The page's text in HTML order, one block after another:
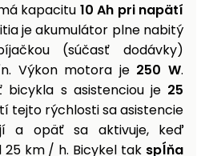
kapacitu 10 Ah pri napätí
je akumulátor plne nabitý
(súčasť dodávky)
Výkon motora je 250 W.
bicykla s asistenciou je 25
tejto rýchlosti sa asistencie
a opäť sa aktivuje, keď
km / h. Bicykel tak spĺňa